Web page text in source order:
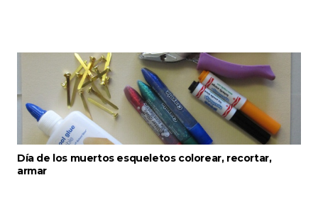
Día de los muertos esqueletos colorear, recortar,
armar